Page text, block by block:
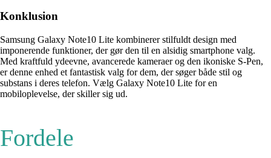
Konklusion
Samsung Galaxy Note10 Lite kombinerer stilfuldt design med
imponerende funktioner, der gør den til en alsidig smartphone valg.
Med kraftfuld ydeevne, avancerede kameraer og den ikoniske S-Pen,
er denne enhed et fantastisk valg for dem, der søger både stil og
substans i deres telefon. Vælg Galaxy Note10 Lite for en
mobiloplevelse, der skiller sig ud.
Fordele